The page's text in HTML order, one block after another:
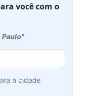
você com o
Paulo"
a cidade